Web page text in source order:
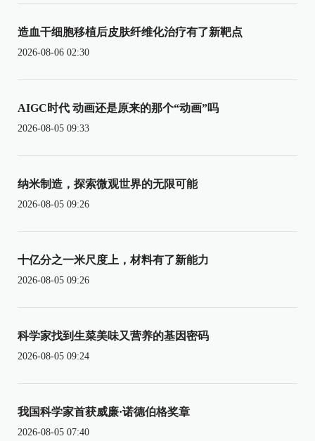
造血干细胞移植后皮肤纤维化治疗有了新靶点
2026-08-06 02:30
AIGC时代 动画还是原来的那个“动画”吗
2026-08-05 09:33
纳米制造，探索微观世界的无限可能
2026-08-05 09:26
十亿分之一米尺度上，材料有了新能力
2026-08-05 09:26
科学家找到生菜美味又营养的基因密码
2026-08-05 09:24
我国科学家首获威廉·诺德伯格奖章
2026-08-05 07:40